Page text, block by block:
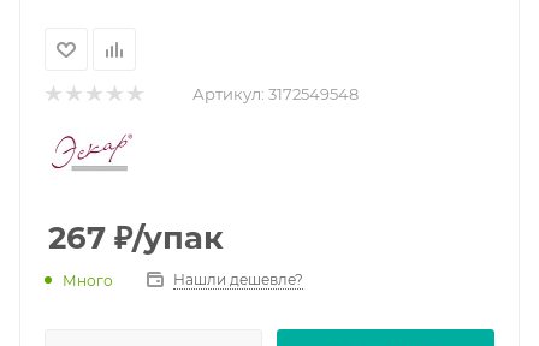
Артикул: 3172549548
267 ₽/упак
Много Нашли дешевле?